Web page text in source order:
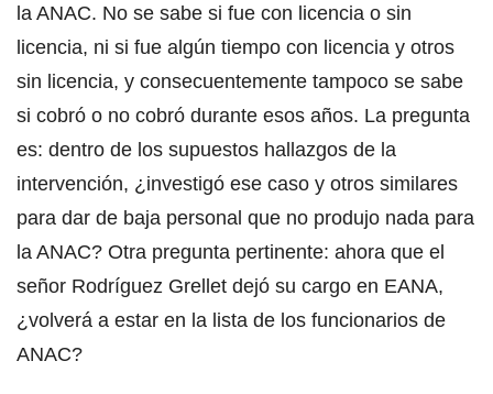
la ANAC. No se sabe si fue con licencia o sin
licencia, ni si fue algún tiempo con licencia y otros
sin licencia, y consecuentemente tampoco se sabe
si cobró o no cobró durante esos años. La pregunta
es: dentro de los supuestos hallazgos de la
intervención, ¿investigó ese caso y otros similares
para dar de baja personal que no produjo nada para
la ANAC? Otra pregunta pertinente: ahora que el
señor Rodríguez Grellet dejó su cargo en EANA,
¿volverá a estar en la lista de los funcionarios de
ANAC?